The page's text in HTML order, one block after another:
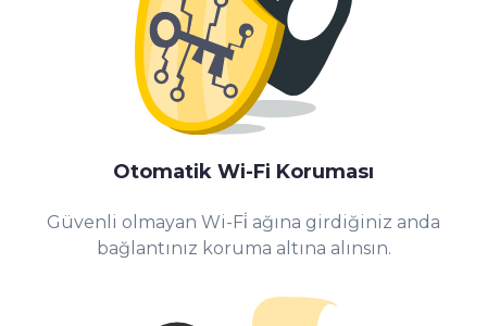
Otomatik Wi-Fi Koruması
Güvenli olmayan Wi-Fi̇ ağına girdiğiniz anda
bağlantınız koruma altına alınsın.